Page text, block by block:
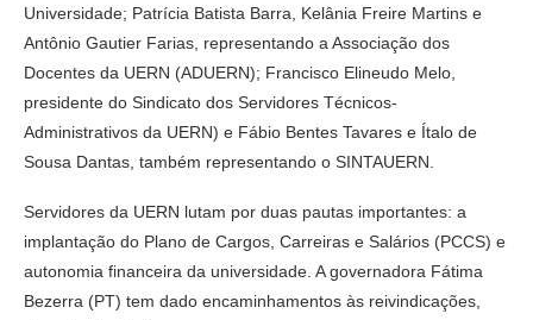
Universidade; Patrícia Batista Barra, Kelânia Freire Martins e
Antônio Gautier Farias, representando a Associação dos
Docentes da UERN (ADUERN); Francisco Elineudo Melo,
presidente do Sindicato dos Servidores Técnicos-
Administrativos da UERN) e Fábio Bentes Tavares e Ítalo de
Sousa Dantas, também representando o SINTAUERN.
Servidores da UERN lutam por duas pautas importantes: a
implantação do Plano de Cargos, Carreiras e Salários (PCCS) e
autonomia financeira da universidade. A governadora Fátima
Bezerra (PT) tem dado encaminhamentos às reivindicações,